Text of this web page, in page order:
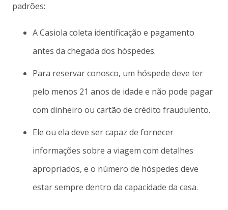
padrões:
A Casiola coleta identificação e pagamento
antes da chegada dos hóspedes.
Para reservar conosco, um hóspede deve ter
pelo menos 21 anos de idade e não pode pagar
com dinheiro ou cartão de crédito fraudulento.
Ele ou ela deve ser capaz de fornecer
informações sobre a viagem com detalhes
apropriados, e o número de hóspedes deve
estar sempre dentro da capacidade da casa.